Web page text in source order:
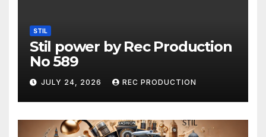
STIL
Stil power by Rec Production
No 589
JULY 24, 2026 REC PRODUCTION